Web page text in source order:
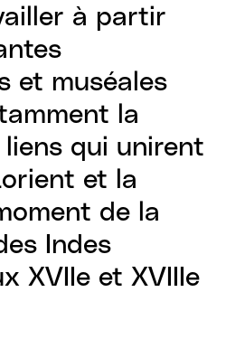
à partir
et muséales
la
qui unirent
et la
de la
Indes
XVIIe et XVIIIe